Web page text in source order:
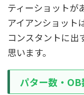
ティーショットが
アイアンショット
コンスタントに出
思います。
パター数・